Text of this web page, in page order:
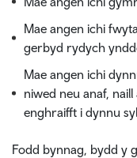
Mae angen ichi
gerbyd rydych
Mae angen ichi
niwed neu anaf,
enghraifft i dynnu
Fodd bynnag, bydd y